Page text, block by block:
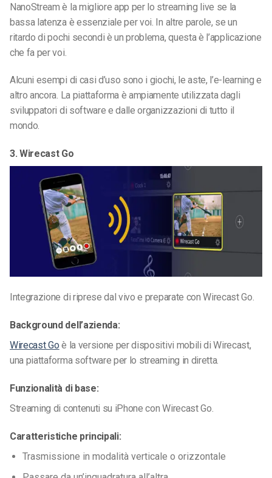
NanoStream è la migliore app per lo streaming live se la
bassa latenza è essenziale per voi. In altre parole, se un
ritardo di pochi secondi è un problema, questa è l’applicazione
che fa per voi.
Alcuni esempi di casi d’uso sono i giochi, le aste, l’e-learning e
altro ancora. La piattaforma è ampiamente utilizzata dagli
sviluppatori di software e dalle organizzazioni di tutto il
mondo.
3. Wirecast Go
Integrazione di riprese dal vivo e preparate con Wirecast Go.
Background dell’azienda:
Wirecast Go è la versione per dispositivi mobili di Wirecast,
una piattaforma software per lo streaming in diretta.
Funzionalità di base:
Streaming di contenuti su iPhone con Wirecast Go.
Caratteristiche principali:
Trasmissione in modalità verticale o orizzontale